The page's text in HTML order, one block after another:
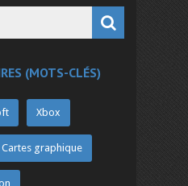
(MOTS-CLÉS)
Xbox
Cartes graphique